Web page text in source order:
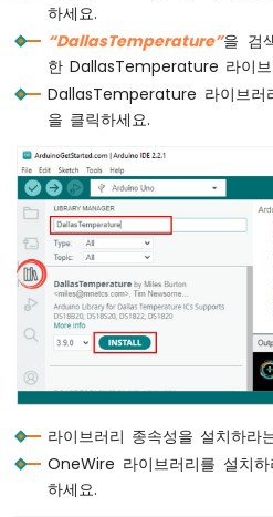
버
긴
단
누
름
아
두
이
노
여
버
튼
두
이
    angle = 0;
  servo.
write
// 시리얼로 출력
Serial.
Serial.print
Serial.print("°C
Serial.println
}
하세요.
“DallasTemperature”을 검
한 DallasTemperature 라이브
DallasTemperature 라이브러
을 클릭하세요.
라이브러리 종속성을 설치하라
OneWire 라이브러리를 설치하
하세요.